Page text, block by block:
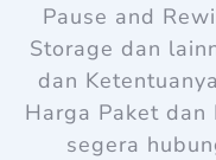
Pause and
Storage dan
dan
Harga Paket dan
segera